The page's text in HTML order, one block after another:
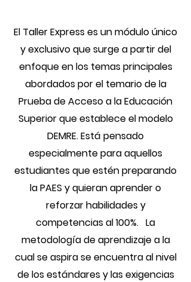
El Taller Express es un módulo único
y exclusivo que surge a partir del
enfoque en los temas principales
abordados por el temario de la
Prueba deAccesoa la Educación
Superior que establece el modelo
DEMRE. Está pensado
especialmente para aquellos
estudiantes que estén preparando
la PAES y quieran aprender o
reforzar habilidades y
competencias al 100%. La
metodología de aprendizaje a la
cual se aspira se encuentra al nivel
de los estándares y las exigencias